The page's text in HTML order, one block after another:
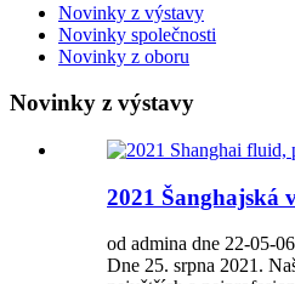
Novinky z výstavy
Novinky společnosti
Novinky z oboru
Novinky z výstavy
2021 Šanghajská
od admina dne 22-05-06
Dne 25. srpna 2021.